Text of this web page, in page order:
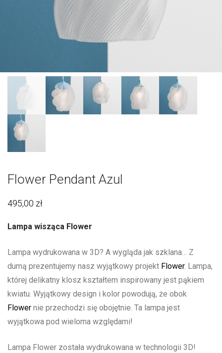
Flower Pendant Azul
495,00 zł
Lampa wisząca Flower
Lampa wydrukowana w 3D? A wygląda jak szklana… Z
dumą prezentujemy nasz wyjątkowy projekt Flower. Lampa,
której delikatny klosz kształtem inspirowany jest pąkiem
kwiatu. Wyjątkowy design i kolor powodują, że obok
Flower nie przechodzi się obojętnie. Ta lampa jest
wyjątkowa pod wieloma względami!
Lampa Flower została wydrukowana w technologii 3D!